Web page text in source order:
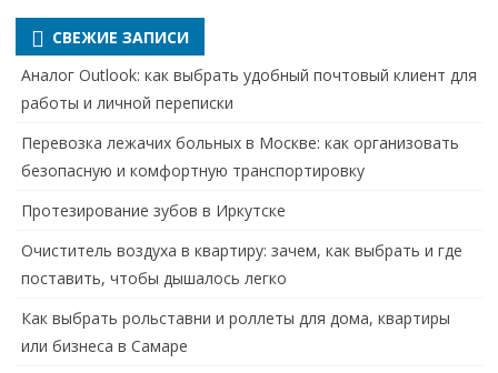
СВЕЖИЕ ЗАПИСИ
Аналог Outlook: как выбрать удобный почтовый клиент для
работы и личной переписки
Перевозка лежачих больных в Москве: как организовать
безопасную и комфортную транспортировку
Протезирование зубов в Иркутске
Очиститель воздуха в квартиру: зачем, как выбрать и где
поставить, чтобы дышалось легко
Как выбрать рольставни и роллеты для дома, квартиры
или бизнеса в Самаре